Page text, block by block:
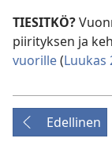
TIESITKÖ?
piirityksen ja
vuorille(Luukas
Edellinen